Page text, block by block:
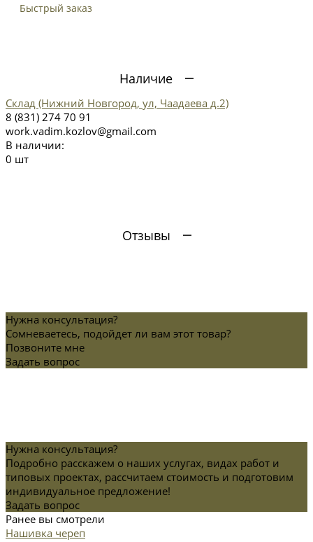
Быстрый заказ
Наличие
Склад (Нижний Новгород, ул, Чаадаева д.2)
8 (831) 274 70 91
work.vadim.kozlov@gmail.com
В наличии:
0 шт
Отзывы
Нужна консультация?
Сомневаетесь, подойдет ли вам этот товар?
Позвоните мне
Задать вопрос
Нужна консультация?
Подробно расскажем о наших услугах, видах работ и
типовых проектах, рассчитаем стоимость и подготовим
индивидуальное предложение!
Задать вопрос
Ранее вы смотрели
Нашивка череп